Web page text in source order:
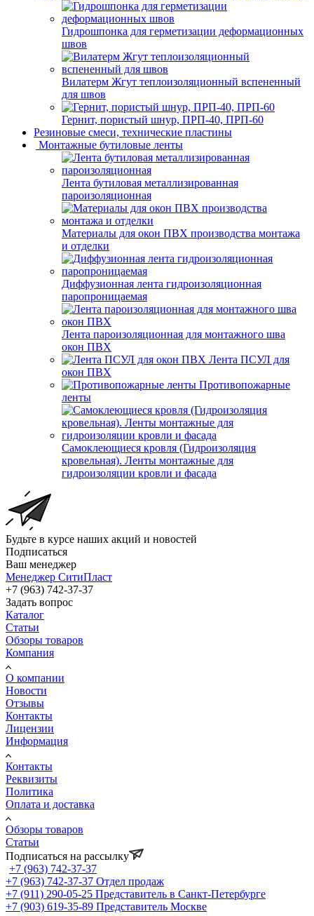
Гидрошпонка для герметизации деформационных
швов
Вилатерм Жгут теплоизоляционный вспененный
для швов
Гернит, пористый шнур, ПРП-40, ПРП-60
Резиновые смеси, технические пластины
Монтажные бутиловые ленты
Лента бутиловая металлизированная
пароизоляционная
Материалы для окон ПВХ производства монтажа
и отделки
Диффузионная лента гидроизоляционная
паропроницаемая
Лента пароизоляционная для монтажного шва
окон ПВХ
Лента ПСУЛ для
окон ПВХ
Противопожарные
ленты
Самоклеющиеся кровля (Гидроизоляция
кровельная). Ленты монтажные для
гидроизоляции кровли и фасада
Будьте в курсе наших акций и новостей
Подписаться
Ваш менеджер
Менеджер СитиПласт
+7 (963) 742-37-37
Задать вопрос
Каталог
Статьи
Обзоры товаров
Компания
О компании
Новости
Отзывы
Контакты
Лицензии
Информация
Контакты
Реквизиты
Политика
Оплата и доставка
Обзоры товаров
Статьи
Подписаться на рассылку
+7 (963) 742-37-37
+7 (963) 742-37-37 Отдел продаж
+7 (911) 290-05-25 Представитель в Санкт-Петербурге
+7 (903) 619-35-89 Представитель Москве